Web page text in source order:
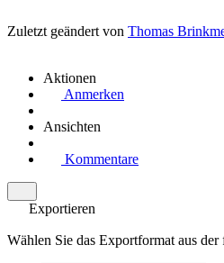
Zuletzt geändert von Thomas
Aktionen
Anmerken
Ansichten
Kommentare
Exportieren
Wählen Sie das Exportformat aus der